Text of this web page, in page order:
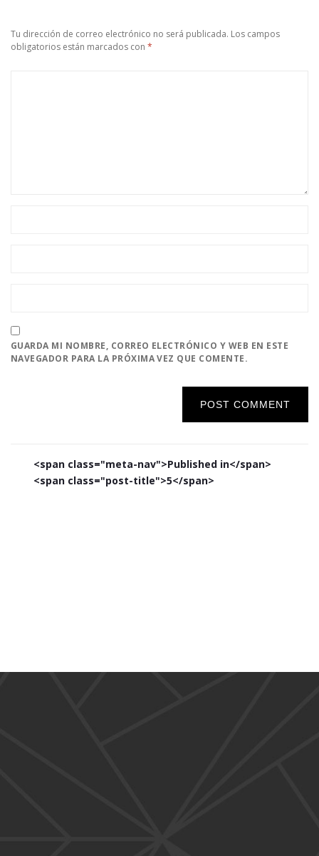
Tu dirección de correo electrónico no será publicada. Los campos
obligatorios están marcados con *
GUARDA MI NOMBRE, CORREO ELECTRÓNICO Y WEB EN ESTE
NAVEGADOR PARA LA PRÓXIMA VEZ QUE COMENTE.
Navegación
de<span class="meta-nav">Published in</span>
<span class="post-title">5</span>